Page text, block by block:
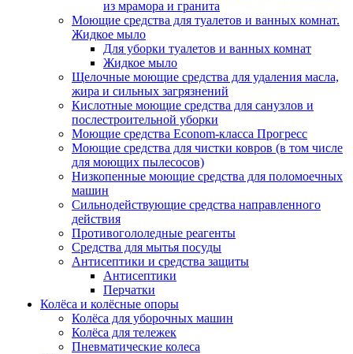
из мрамора и гранита
Моющие средства для туалетов и ванных комнат.
Жидкое мыло
Для уборки туалетов и ванных комнат
Жидкое мыло
Щелочные моющие средства для удаления масла,
жира и сильных загрязнений
Кислотные моющие средства для санузлов и
послестроительной уборки
Моющие средства Econom-класса Прогресс
Моющие средства для чистки ковров (в том числе
для моющих пылесосов)
Низкопенные моющие средства для поломоечных
машин
Сильнодействующие средства направленного
действия
Противогололедные реагенты
Средства для мытья посуды
Антисептики и средства защиты
Антисептики
Перчатки
Колёса и колёсные опоры
Колёса для уборочных машин
Колёса для тележек
Пневматические колеса